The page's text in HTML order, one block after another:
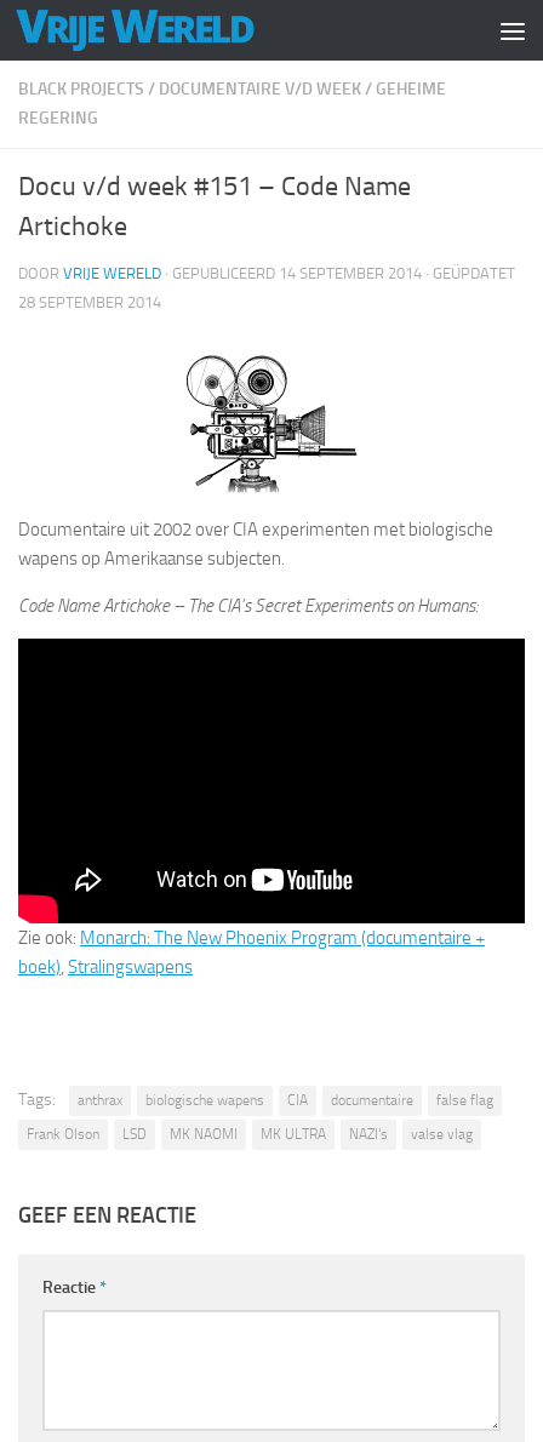
Doorgaan naar inhoud
BLACK PROJECTS / DOCUMENTAIRE V/D WEEK/ GEHEIME
REGERING
Docu v/d week #151 – Code Name
Artichoke
DOOR VRIJE WERELD · GEPUBLICEERD 14 SEPTEMBER 2014 · GEÜPDATET
28 SEPTEMBER 2014
Documentaire uit 2002 over CIA experimenten met biologische
wapens op Amerikaanse subjecten.
Code Name Artichoke – The CIA’s Secret Experiments on Humans:
Zie ook: Monarch: The New Phoenix Program (documentaire +
boek), Stralingswapens
Tags: anthrax biologische wapens CIA documentaire
false flag
Frank Olson
LSD MK NAOMI MK ULTRA NAZI's valse vlag
GEEF EEN REACTIE
Reactie*